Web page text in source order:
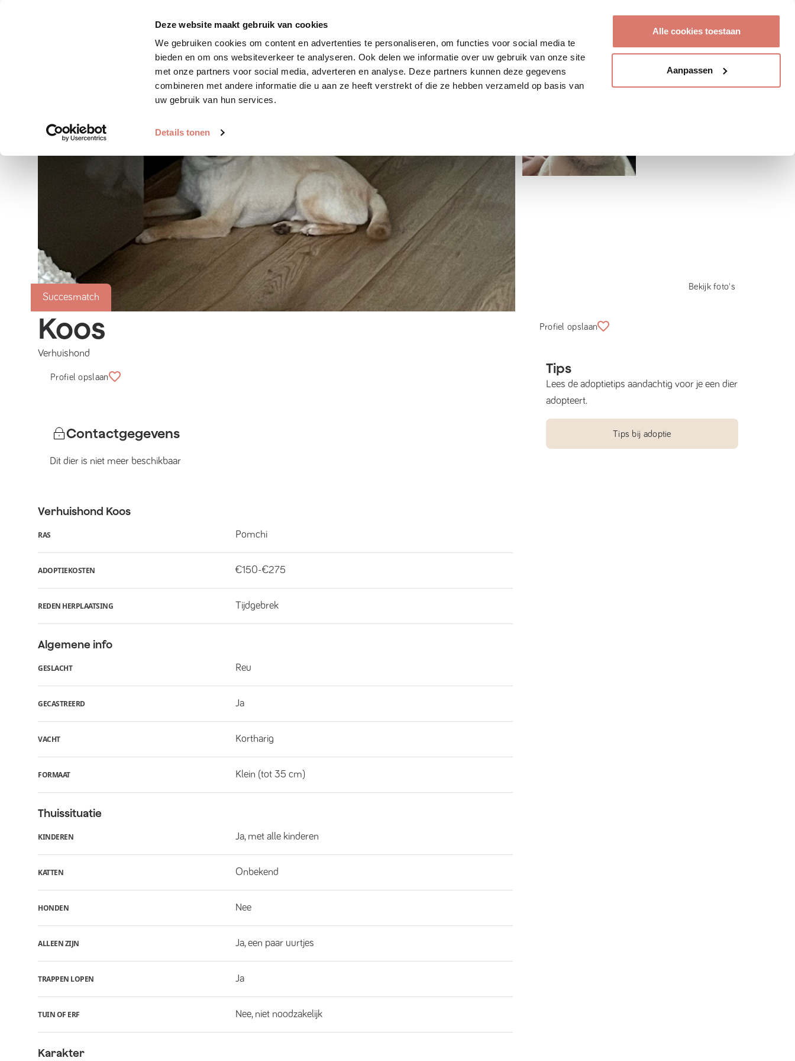
Deze website maakt gebruik van cookies
We gebruiken cookies om content en advertenties te personaliseren, om functies voor social media te
bieden en om ons websiteverkeer te analyseren. Ook delen we informatie over uw gebruik van onze site
met onze partners voor social media, adverteren en analyse. Deze partners kunnen deze gegevens
combineren met andere informatie die u aan ze heeft verstrekt of die ze hebben verzameld op basis van
uw gebruik van hun services.
Details tonen
Alle cookies toestaan
Aanpassen
Zoek huisdier Plaats huisdier Hoe werkt het?
Succesmatch
Bekijk foto's
Koos
Verhuishond
Profiel opslaan
Contactgegevens
Dit dier is niet meer beschikbaar
Verhuishond Koos
RAS Pomchi
ADOPTIEKOSTEN €150-€275
REDEN HERPLAATSING Tijdgebrek
Algemene info
GESLACHT Reu
GECASTREERD Ja
VACHT Kortharig
FORMAAT Klein (tot 35 cm)
Thuissituatie
KINDEREN Ja, met alle kinderen
KATTEN Onbekend
HONDEN Nee
ALLEEN ZIJN Ja, een paar uurtjes
TRAPPEN LOPEN Ja
TUIN OF ERF Nee, niet noodzakelijk
Karakter
Profiel opslaan
Tips
Lees de adoptietips aandachtig voor je een dier
adopteert.
Tips bij adoptie